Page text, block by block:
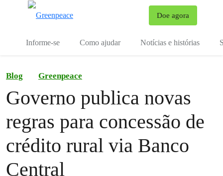
Doe agora
Informe-se Como ajudar Notícias e histórias
Blog Greenpeace
Governo publica novas
regras para concessão de
crédito rural via Banco
Central